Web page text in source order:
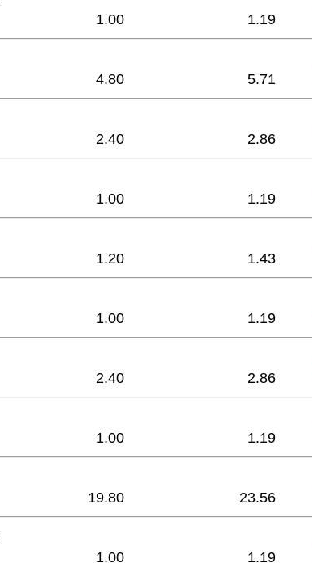
1.00 1.19
4.80 5.71
2.40 2.86
1.00 1.19
1.20 1.43
1.00 1.19
2.40 2.86
1.00 1.19
19.80 23.56
1.00 1.19